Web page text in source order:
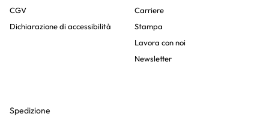
CGV
Dichiarazione di accessibilità
Carriere
Stampa
Lavora con noi
Newsletter
Spedizione